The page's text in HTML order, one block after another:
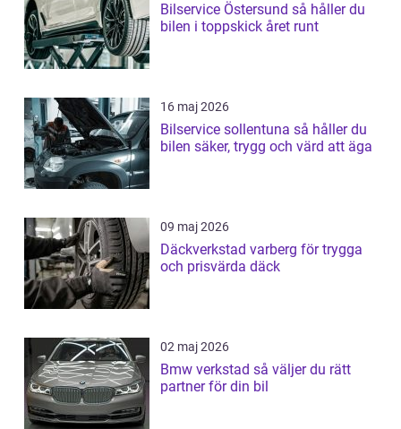
Bilservice Östersund så håller du
bilen i toppskick året runt
16 maj 2026
Bilservice sollentuna så håller du
bilen säker, trygg och värd att äga
09 maj 2026
Däckverkstad varberg för trygga
och prisvärda däck
02 maj 2026
Bmw verkstad så väljer du rätt
partner för din bil